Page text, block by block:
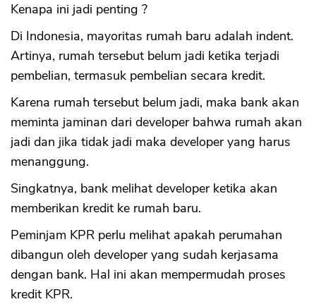
Kenapa ini jadi penting ?
Di Indonesia, mayoritas rumah baru adalah indent.
Artinya, rumah tersebut belum jadi ketika terjadi
pembelian, termasuk pembelian secara kredit.
Karena rumah tersebut belum jadi, maka bank akan
meminta jaminan dari developer bahwa rumah akan
jadi dan jika tidak jadi maka developer yang harus
menanggung.
Singkatnya, bank melihat developer ketika akan
memberikan kredit ke rumah baru.
Peminjam KPR perlu melihat apakah perumahan
dibangun oleh developer yang sudah kerjasama
dengan bank. Hal ini akan mempermudah proses
kredit KPR.